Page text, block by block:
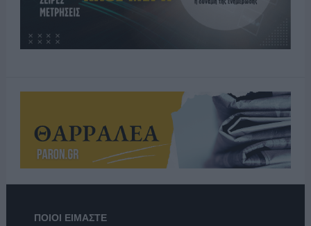
ΠΟΙΟΙ ΕΙΜΑΣΤΕ